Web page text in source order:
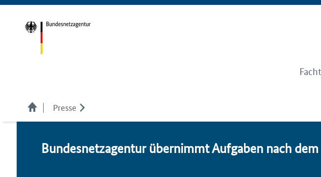
Presse
Bundesnetzagentur über­nimmt Auf­ga­ben nach